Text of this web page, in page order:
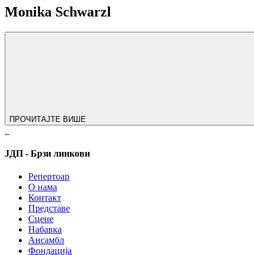
Monika Schwarzl
ПРОЧИТАЈТЕ ВИШЕ
ЈДП - Брзи линкови
Репертоар
О нама
Контакт
Представе
Сцене
Набавка
Ансамбл
Фондација